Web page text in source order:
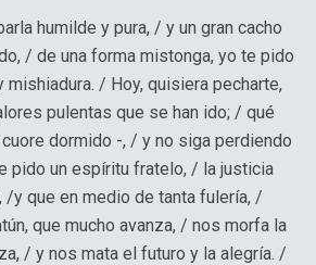
humilde y pura, / y un gran cacho
/ de una forma mistonga, yo te pido
/ Hoy, quisiera pecharte,
pulentas que se han ido; / qué
dormido -, / y no siga perdiendo
pido un espíritu fratelo, / la justicia
/y que en medio de tanta fulería, /
que mucho avanza, / nos morfa la
/ y nos mata el futuro y la alegría. /